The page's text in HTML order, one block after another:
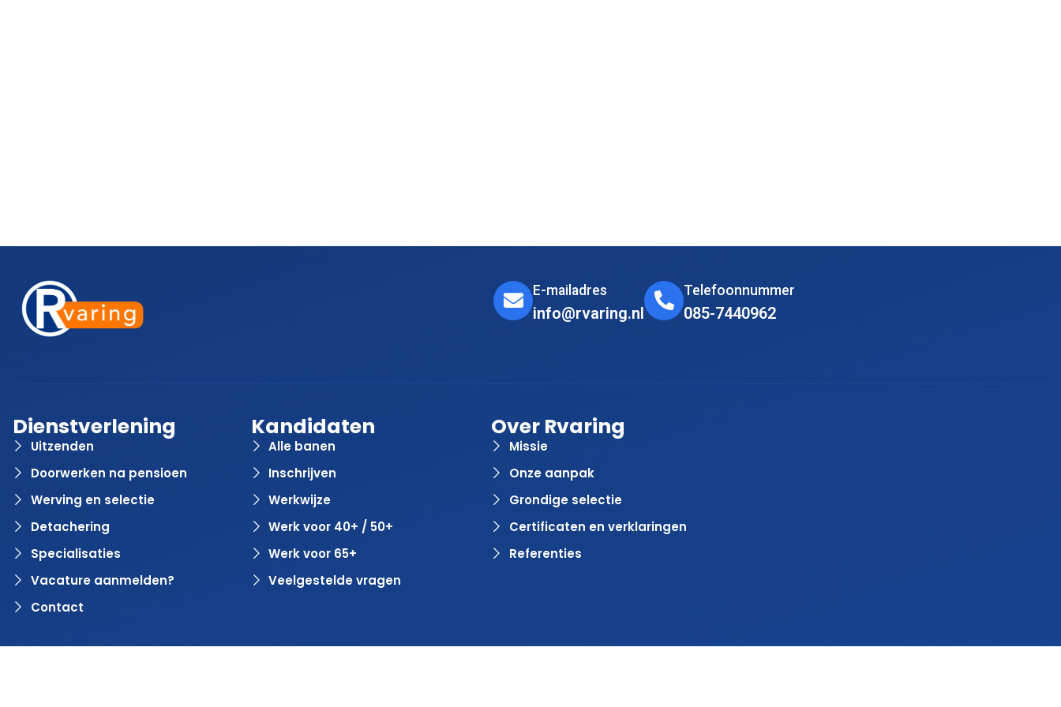
E-mailadres
info@rvaring.nl
Telefoonnummer
085-7440962
Dienstverlening
Uitzenden
Doorwerken na pensioen
Werving en selectie
Detachering
Specialisaties
Vacature aanmelden?
Contact
Kandidaten
Alle banen
Inschrijven
Werkwijze
Werk voor 40+ / 50+
Werk voor 65+
Veelgestelde vragen
Over Rvaring
Missie
Onze aanpak
Grondige selectie
Certificaten en verklaringen
Referenties